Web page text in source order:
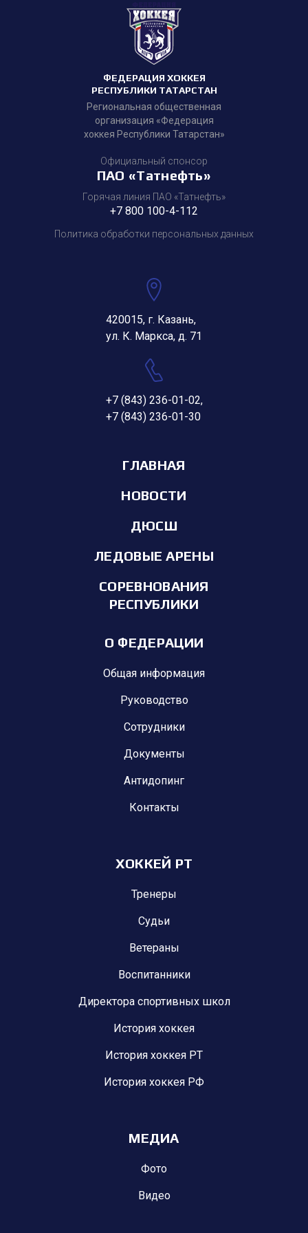
ФЕДЕРАЦИЯ ХОККЕЯ
РЕСПУБЛИКИ ТАТАРСТАН
Региональная общественная
организация «Федерация
хоккея Республики Татарстан»
Официальный спонсор
ПАО «Татнефть»
Горячая линия ПАО «Татнефть»
+7 800 100-4-112
Политика обработки персональных данных
420015, г. Казань,
ул. К. Маркса, д. 71
+7 (843) 236-01-02,
+7 (843) 236-01-30
ГЛАВНАЯ
НОВОСТИ
ДЮСШ
ЛЕДОВЫЕ АРЕНЫ
СОРЕВНОВАНИЯ
РЕСПУБЛИКИ
О ФЕДЕРАЦИИ
Общая информация
Руководство
Сотрудники
Документы
Антидопинг
Контакты
ХОККЕЙ РТ
Тренеры
Судьи
Ветераны
Воспитанники
Директора спортивных школ
История хоккея
История хоккея РТ
История хоккея РФ
МЕДИА
Фото
Видео